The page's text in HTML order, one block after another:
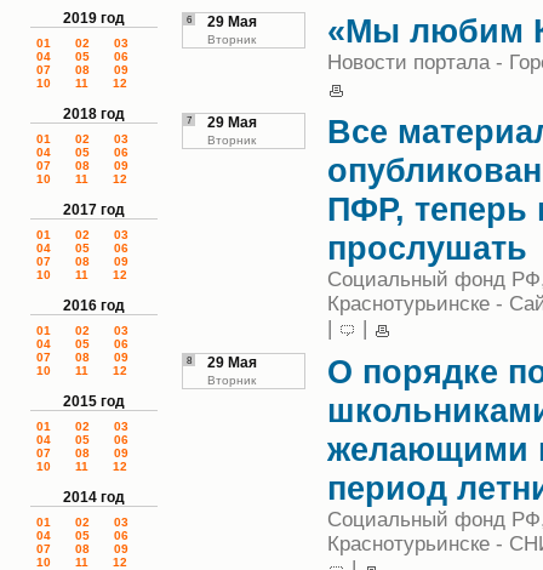
2019 год
01 02
03
04
05
06
07
08
09
10
11 12
2018 год
01 02
03
04
05
06
07
08
09
10
11 12
2017 год
01 02
03
04
05
06
07
08
09
10
11 12
2016 год
01 02
03
04
05
06
07
08
09
10
11 12
2015 год
01 02
03
04
05
06
07
08
09
10
11 12
2014 год
01 02
03
04
05
06
07
08
09
10
11 12
6 29 Мая
Вторник «Мы любим
Новости портала -
7 29 Мая
Вторник
Все
ПФР, теперь
прослушать
Социальный фонд
Краснотурьинске -
|
|
8 29 Мая
Вторник
О порядке
желающими
период
Социальный фонд
Краснотурьинске -